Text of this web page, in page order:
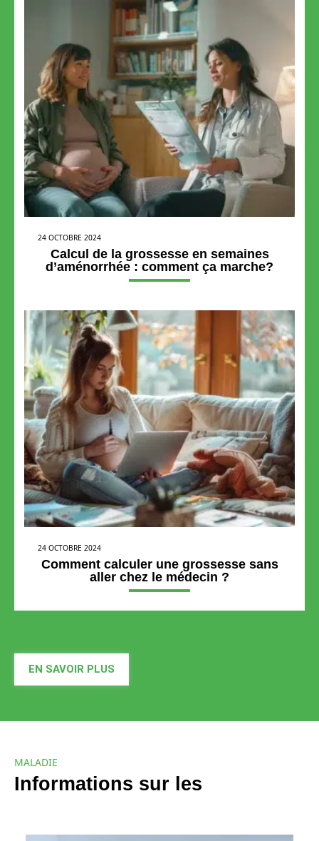
24 OCTOBRE 2024
Calcul de la grossesse en semaines
d’aménorrhée : comment ça marche?
24 OCTOBRE 2024
Comment calculer une grossesse sans
aller chez le médecin ?
EN SAVOIR PLUS
MALADIE
Informations sur les